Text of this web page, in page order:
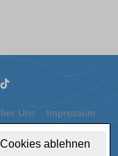
ablehnen
Uns Impressum